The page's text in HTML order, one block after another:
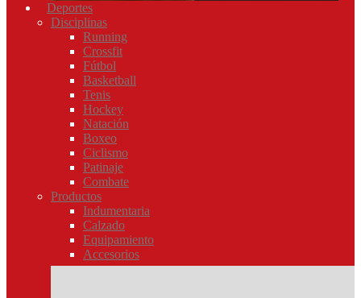
Deportes
Disciplinas
Running
Crossfit
Fútbol
Basketball
Tenis
Hockey
Natación
Boxeo
Ciclismo
Patinaje
Combate
Productos
Indumentaria
Calzado
Equipamiento
Accesorios